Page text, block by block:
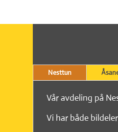
Nesttun
Vår avdeling på
Vi har både